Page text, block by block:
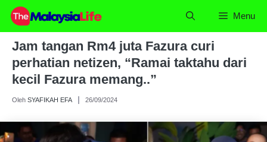
Skip
content
Menu
Jam tangan Rm4 juta Fazura curi
perhatian netizen, “Ramai taktahu dari
kecil Fazura memang..”
Oleh SYAFIKAH EFA 26/09/2024